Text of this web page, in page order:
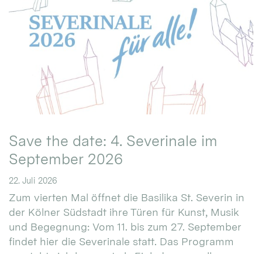
Save the date: 4. Severinale im
September 2026
22. Juli 2026
Zum vierten Mal öffnet die Basilika St. Severin in
der Kölner Südstadt ihre Türen für Kunst, Musik
und Begegnung: Vom 11. bis zum 27. September
findet hier die Severinale statt. Das Programm